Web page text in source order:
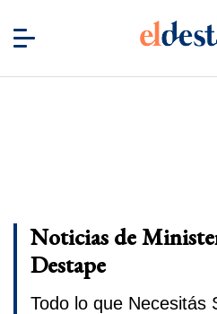
Noticias de
Destape
Todo lo que Necesitás